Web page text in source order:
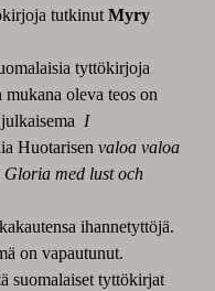
tutkinut Myry
tyttökirjoja
oleva teos on
I
Huotarisen valoa valoa
Gloria med lust och
ihannetyttöjä.
on vapautunut.
suomalaiset tyttökirjat